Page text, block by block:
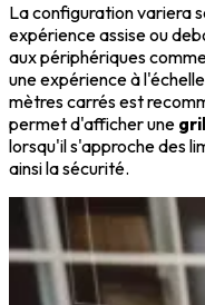
La configuration variera
expérience assise ou
aux périphériques
une expérience à
mètres carrés est
permet d'afficher une
lorsqu'il s'approche des
ainsi la sécurité.